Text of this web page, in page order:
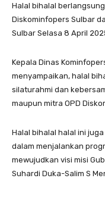
Halal bihalal
Diskominfopers Sulbar
Sulbar Selasa 8 April
Kepala Dinas
menyampaikan, halal
silaturahmi dan
maupun mitra OPD
Halal bihalal halal ini
dalam menjalankan
mewujudkan visi misi
Suhardi Duka-Salim S